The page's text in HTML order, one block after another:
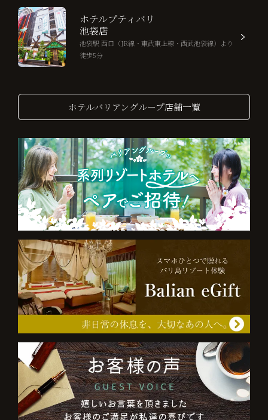
ホテルプティバリ
池袋店
池袋駅 西口（JR線・東武東上線・西武池袋線）より
徒歩5分
ホテルバリアングループ店舗一覧